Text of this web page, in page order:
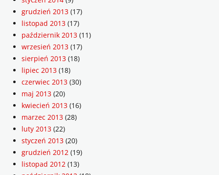
grudzień 2013 (17)
listopad 2013 (17)
październik 2013 (11)
wrzesień 2013 (17)
sierpień 2013 (18)
lipiec 2013 (18)
czerwiec 2013 (30)
maj 2013 (20)
kwiecień 2013 (16)
marzec 2013 (28)
luty 2013 (22)
styczeń 2013 (20)
grudzień 2012 (19)
listopad 2012 (13)